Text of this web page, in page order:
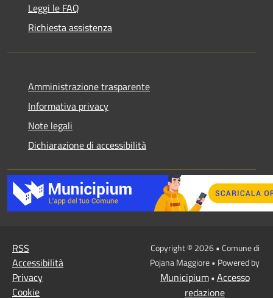
Leggi le FAQ
Richiesta assistenza
Amministrazione trasparente
Informativa privacy
Note legali
Dichiarazione di accessibilità
RSS
Accessibilità
Privacy
Cookie
Copyright © 2026 • Comune di
Pojana Maggiore • Powered by
Municipium• Accesso
redazione